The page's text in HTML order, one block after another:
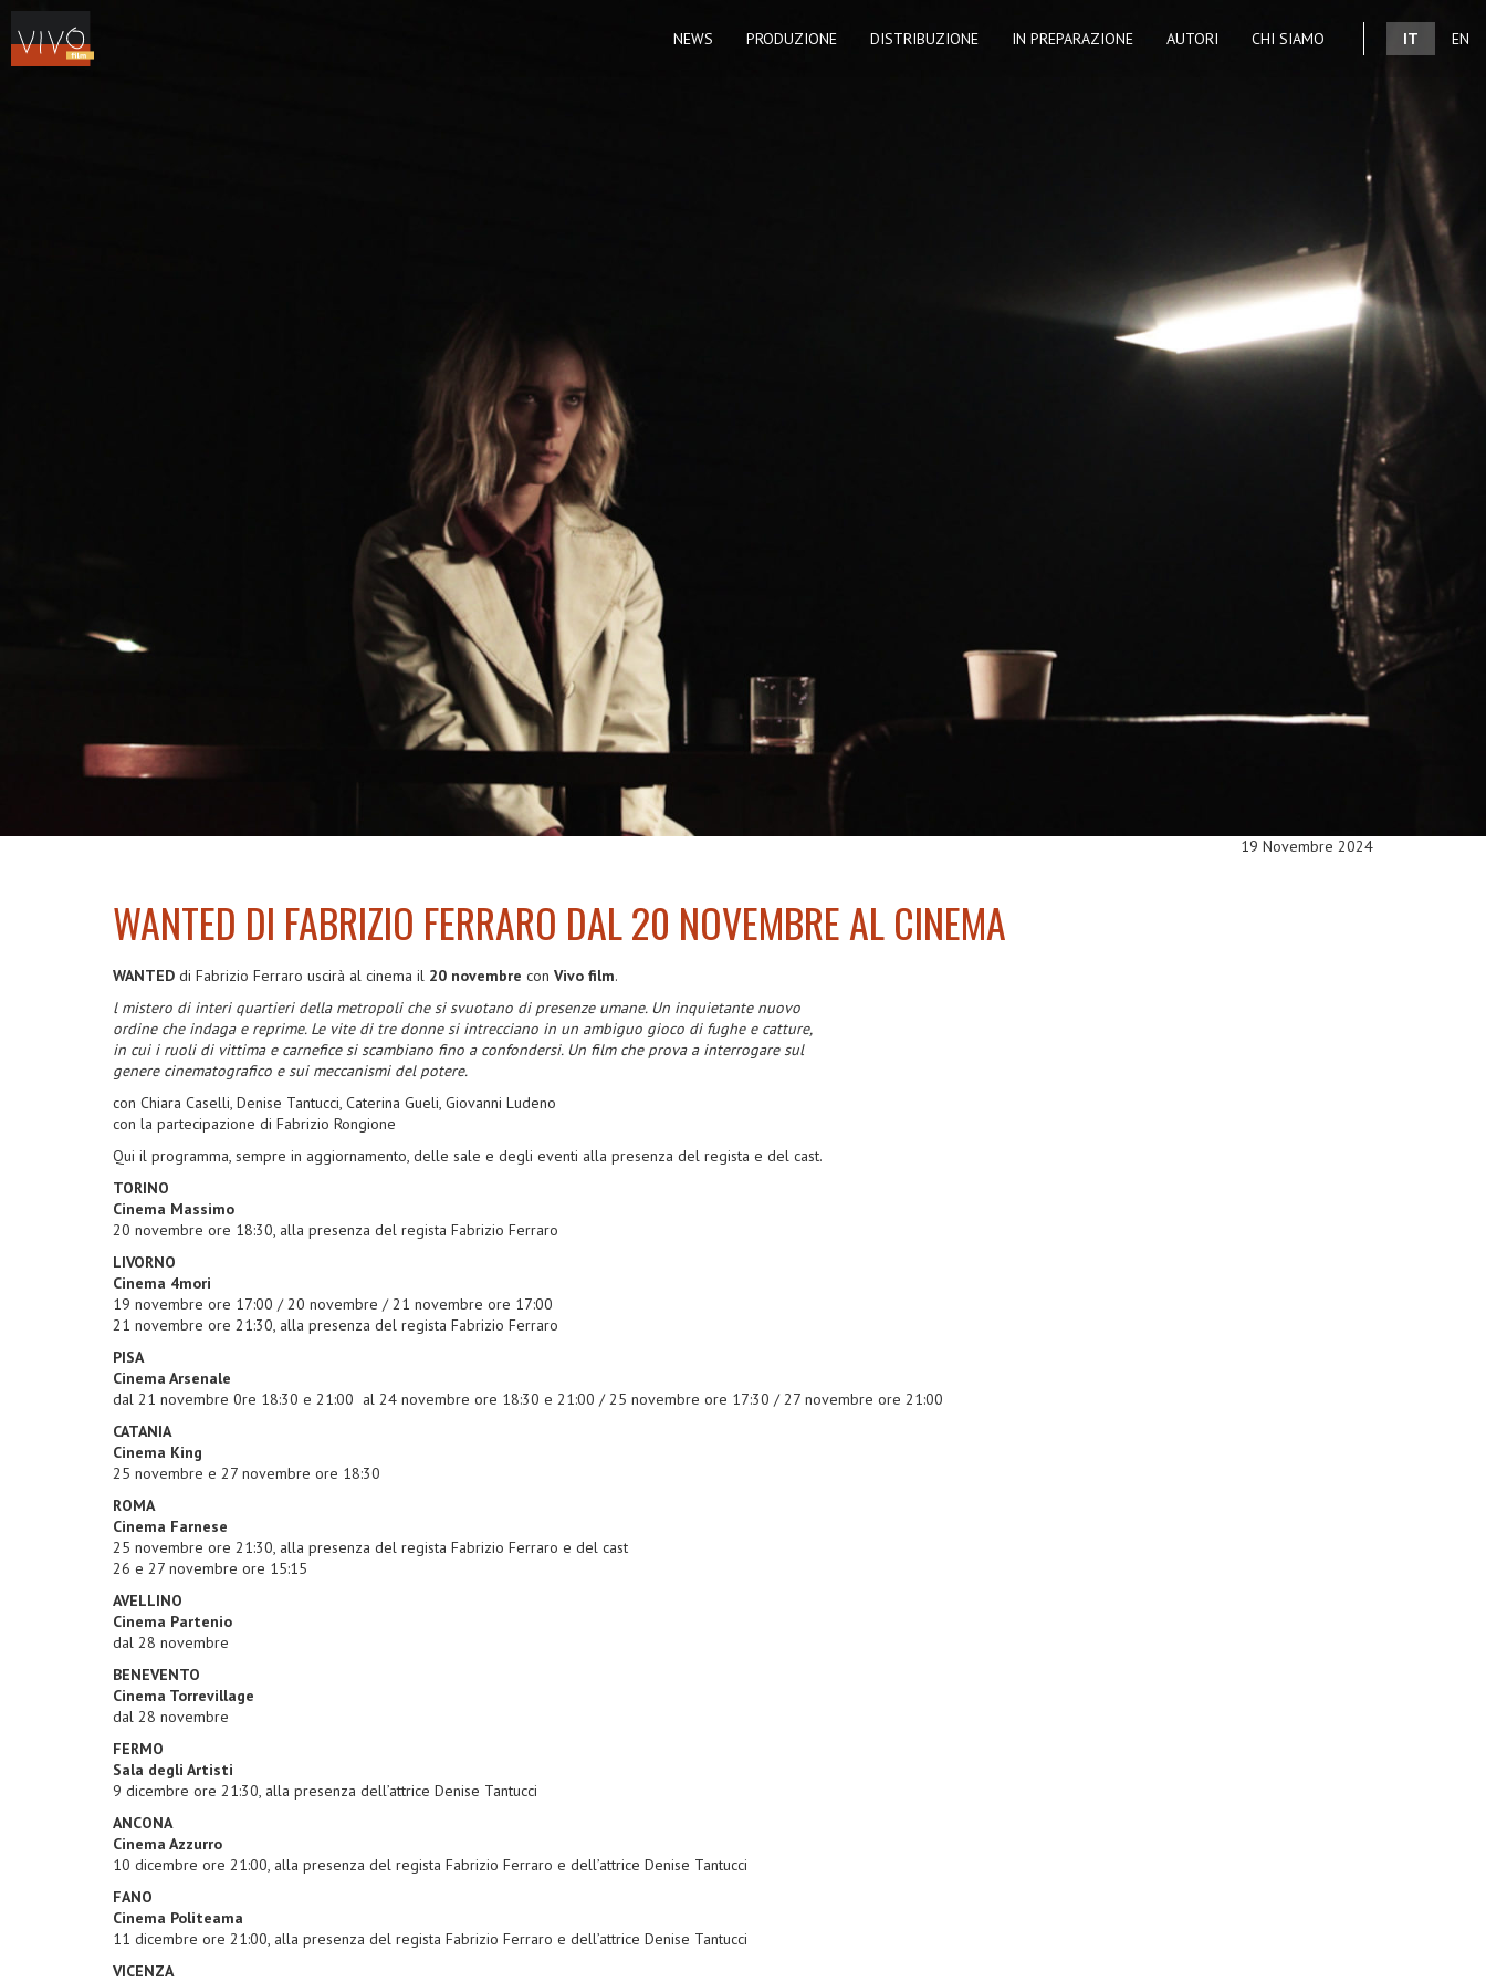
IT EN
NEWS PRODUZIONE DISTRIBUZIONE IN PREPARAZIONE AUTORI CHI SIAMO
19 Novembre 2024
WANTED DI FABRIZIO FERRARO DAL 20 NOVEMBRE AL CINEMA
WANTED di Fabrizio Ferraro uscirà al cinema il 20 novembre con Vivo film.
l mistero di interi quartieri della metropoli che si svuotano di presenze umane. Un inquietante nuovo
ordine che indaga e reprime. Le vite di tre donne si intrecciano in un ambiguo gioco di fughe e catture,
in cui i ruoli di vittima e carnefice si scambiano fino a confondersi. Un film che prova a interrogare sul
genere cinematografico e sui meccanismi del potere.
con Chiara Caselli, Denise Tantucci, Caterina Gueli, Giovanni Ludeno
con la partecipazione di Fabrizio Rongione
Qui il programma, sempre in aggiornamento, delle sale e degli eventi alla presenza del regista e del cast.
TORINO
Cinema Massimo
20 novembre ore 18:30, alla presenza del regista Fabrizio Ferraro
LIVORNO
Cinema 4mori
19 novembre ore 17:00 / 20 novembre / 21 novembre ore 17:00
21 novembre ore 21:30, alla presenza del regista Fabrizio Ferraro
PISA
Cinema Arsenale
dal 21 novembre 0re 18:30 e 21:00 al 24 novembre ore 18:30 e 21:00 / 25 novembre ore 17:30 / 27 novembre ore 21:00
CATANIA
Cinema King
25 novembre e 27 novembre ore 18:30
ROMA
Cinema Farnese
25 novembre ore 21:30, alla presenza del regista Fabrizio Ferraro e del cast
26 e 27 novembre ore 15:15
AVELLINO
Cinema Partenio
dal 28 novembre
BENEVENTO
Cinema Torrevillage
dal 28 novembre
FERMO
Sala degli Artisti
9 dicembre ore 21:30, alla presenza dell’attrice Denise Tantucci
ANCONA
Cinema Azzurro
10 dicembre ore 21:00, alla presenza del regista Fabrizio Ferraro e dell’attrice Denise Tantucci
FANO
Cinema Politeama
11 dicembre ore 21:00, alla presenza del regista Fabrizio Ferraro e dell’attrice Denise Tantucci
VICENZA